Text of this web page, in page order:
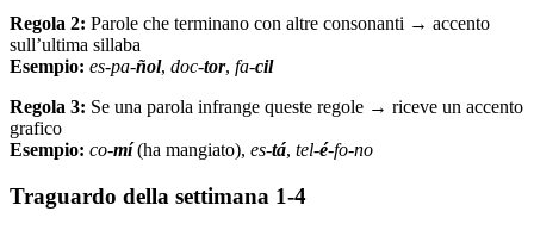
Regola 2: Parole che terminano con altre consonanti → accento
sull’ultima sillaba
Esempio: es-pa-ñol, doc-tor, fa-cil
Regola 3: Se una parola infrange queste regole → riceve un accento
grafico
Esempio: co-mí(ha mangiato), es-tá, tel-é-fo-no
Traguardo della settimana 1-4